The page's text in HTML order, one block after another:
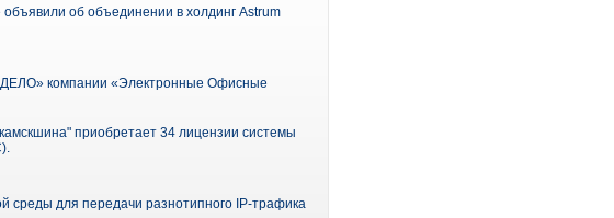
об объединении в холдинг Astrum
компании «Электронные Офисные
приобретает 34 лицензии системы
среды для передачи разнотипного IP-трафика